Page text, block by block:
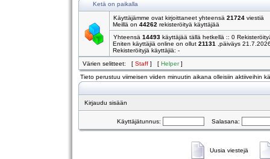
Ketä on paikalla
Käyttäjämme ovat kirjoittaneet yhteensä 21724 viestiä
Meillä on 44262 rekisteröityä käyttäjää
Yhteensä 14493 käyttäjää tällä hetkellä :: 0
Eniten käyttäjiä online on ollut 21131
,päiväys
Rekisteröityjä käyttäjiä: -
Värien selitteet: [ Staff ] [ Helper]
Tieto perustuu viimeisen viiden minuutin aikana olleisiin aktiiveihin
Kirjaudu sisään
Käyttäjätunnus: Salasana:
Uusia viestejä